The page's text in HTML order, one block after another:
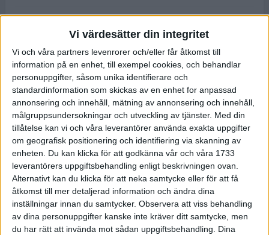
Vi värdesätter din integritet
Vi och våra partners levenrorer och/eller får åtkomst till
information på en enhet, till exempel cookies, och behandlar
personuppgifter, såsom unika identifierare och
standardinformation som skickas av en enhet for anpassad
annonsering och innehåll, mätning av annonsering och innehåll,
målgruppsundersokningar och utveckling av tjänster. Med din
tillåtelse kan vi och våra leverantörer använda exakta uppgifter
om geografisk positionering och identifiering via skanning av
enheten. Du kan klicka för att godkänna vår och våra 1733
leverantörers uppgiftsbehandling enligt beskrivningen ovan.
Alternativt kan du klicka för att neka samtycke eller för att få
åtkomst till mer detaljerad information och ändra dina
inställningar innan du samtycker. Observera att viss behandling
av dina personuppgifter kanske inte kräver ditt samtycke, men
du har rätt att invända mot sådan uppgiftsbehandling. Dina
Norrlänningar firade semester i
Strängnäs
28 jun 1998
Maratonlöparna bäst i Trosa
I år fick Andervang kransen
27 jun 1998
Intresset ökar för Lidingöloppet
26 jun 1998